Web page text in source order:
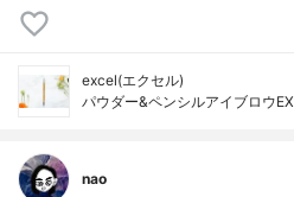
excel(エクセル)
パウダー&ペンシルアイブロウEX
nao